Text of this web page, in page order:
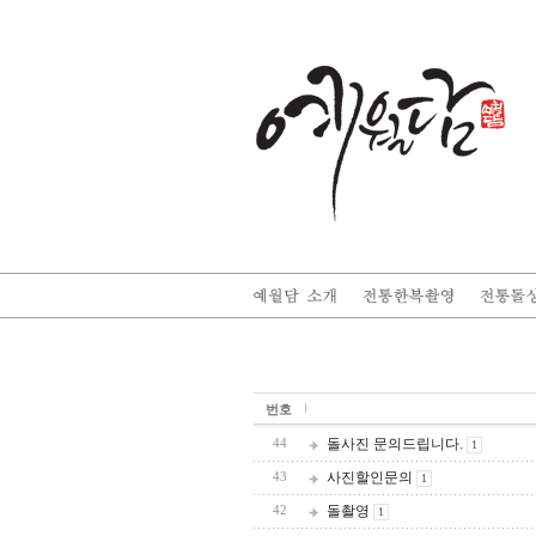
번호
44 돌사진 문의드립니다. 1
43 사진할인문의 1
42 돌촬영 1